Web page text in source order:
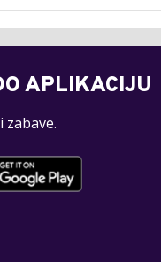
APLIKACIJU
zabave.